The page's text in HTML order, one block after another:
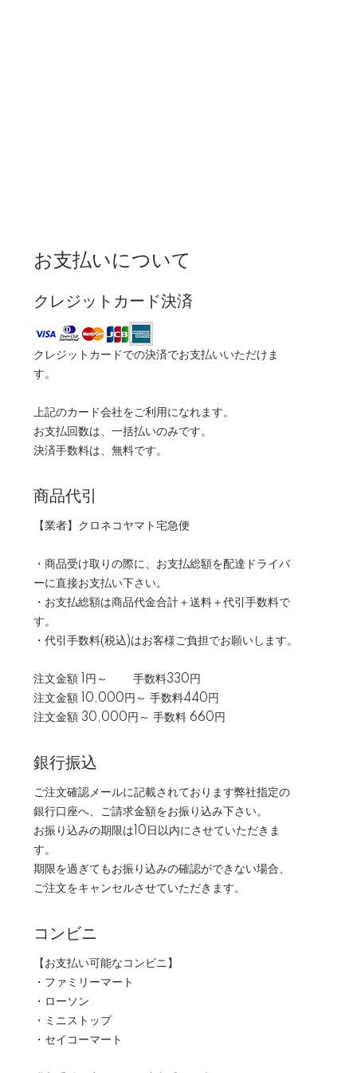
お支払いについて
クレジットカード決済
クレジットカードでの決済でお支払いいただけま
す。
上記のカード会社をご利用になれます。
お支払回数は、一括払いのみです。
決済手数料は、無料です。
商品代引
【業者】クロネコヤマト宅急便
・商品受け取りの際に、お支払総額を配達ドライバ
ーに直接お支払い下さい。
・お支払総額は商品代金合計＋送料＋代引手数料で
す。
・代引手数料(税込)はお客様ご負担でお願いします。
注文金額 1円～ 手数料330円
注文金額 10,000円～ 手数料440円
注文金額 30,000円～ 手数料 660円
銀行振込
ご注文確認メールに記載されております弊社指定の
銀行口座へ、ご請求金額をお振り込み下さい。
お振り込みの期限は10日以内にさせていただきま
す。
期限を過ぎてもお振り込みの確認ができない場合、
ご注文をキャンセルさせていただきます。
コンビニ
【お支払い可能なコンビニ】
・ファミリーマート
・ローソン
・ミニストップ
・セイコーマート